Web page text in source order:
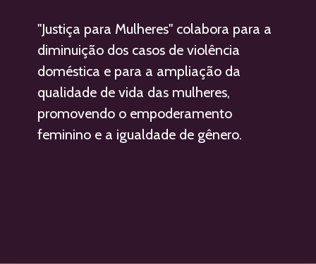
"Justiça para Mulheres" colabora para a
diminuição dos casos de violência
doméstica e para a ampliação da
qualidade de vida das mulheres,
promovendo o empoderamento
feminino e a igualdade de gênero.